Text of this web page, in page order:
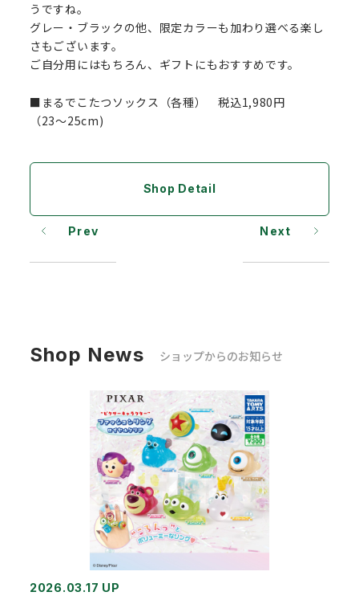
うですね。
グレー・ブラックの他、限定カラーも加わり選べる楽し
さもございます。
ご自分用にはもちろん、ギフトにもおすすめです。
■まるでこたつソックス（各種） 税込1,980円
（23～25cm)
Shop Detail
Prev Next
Shop News ショップからのお知らせ
2026.03.17 UP